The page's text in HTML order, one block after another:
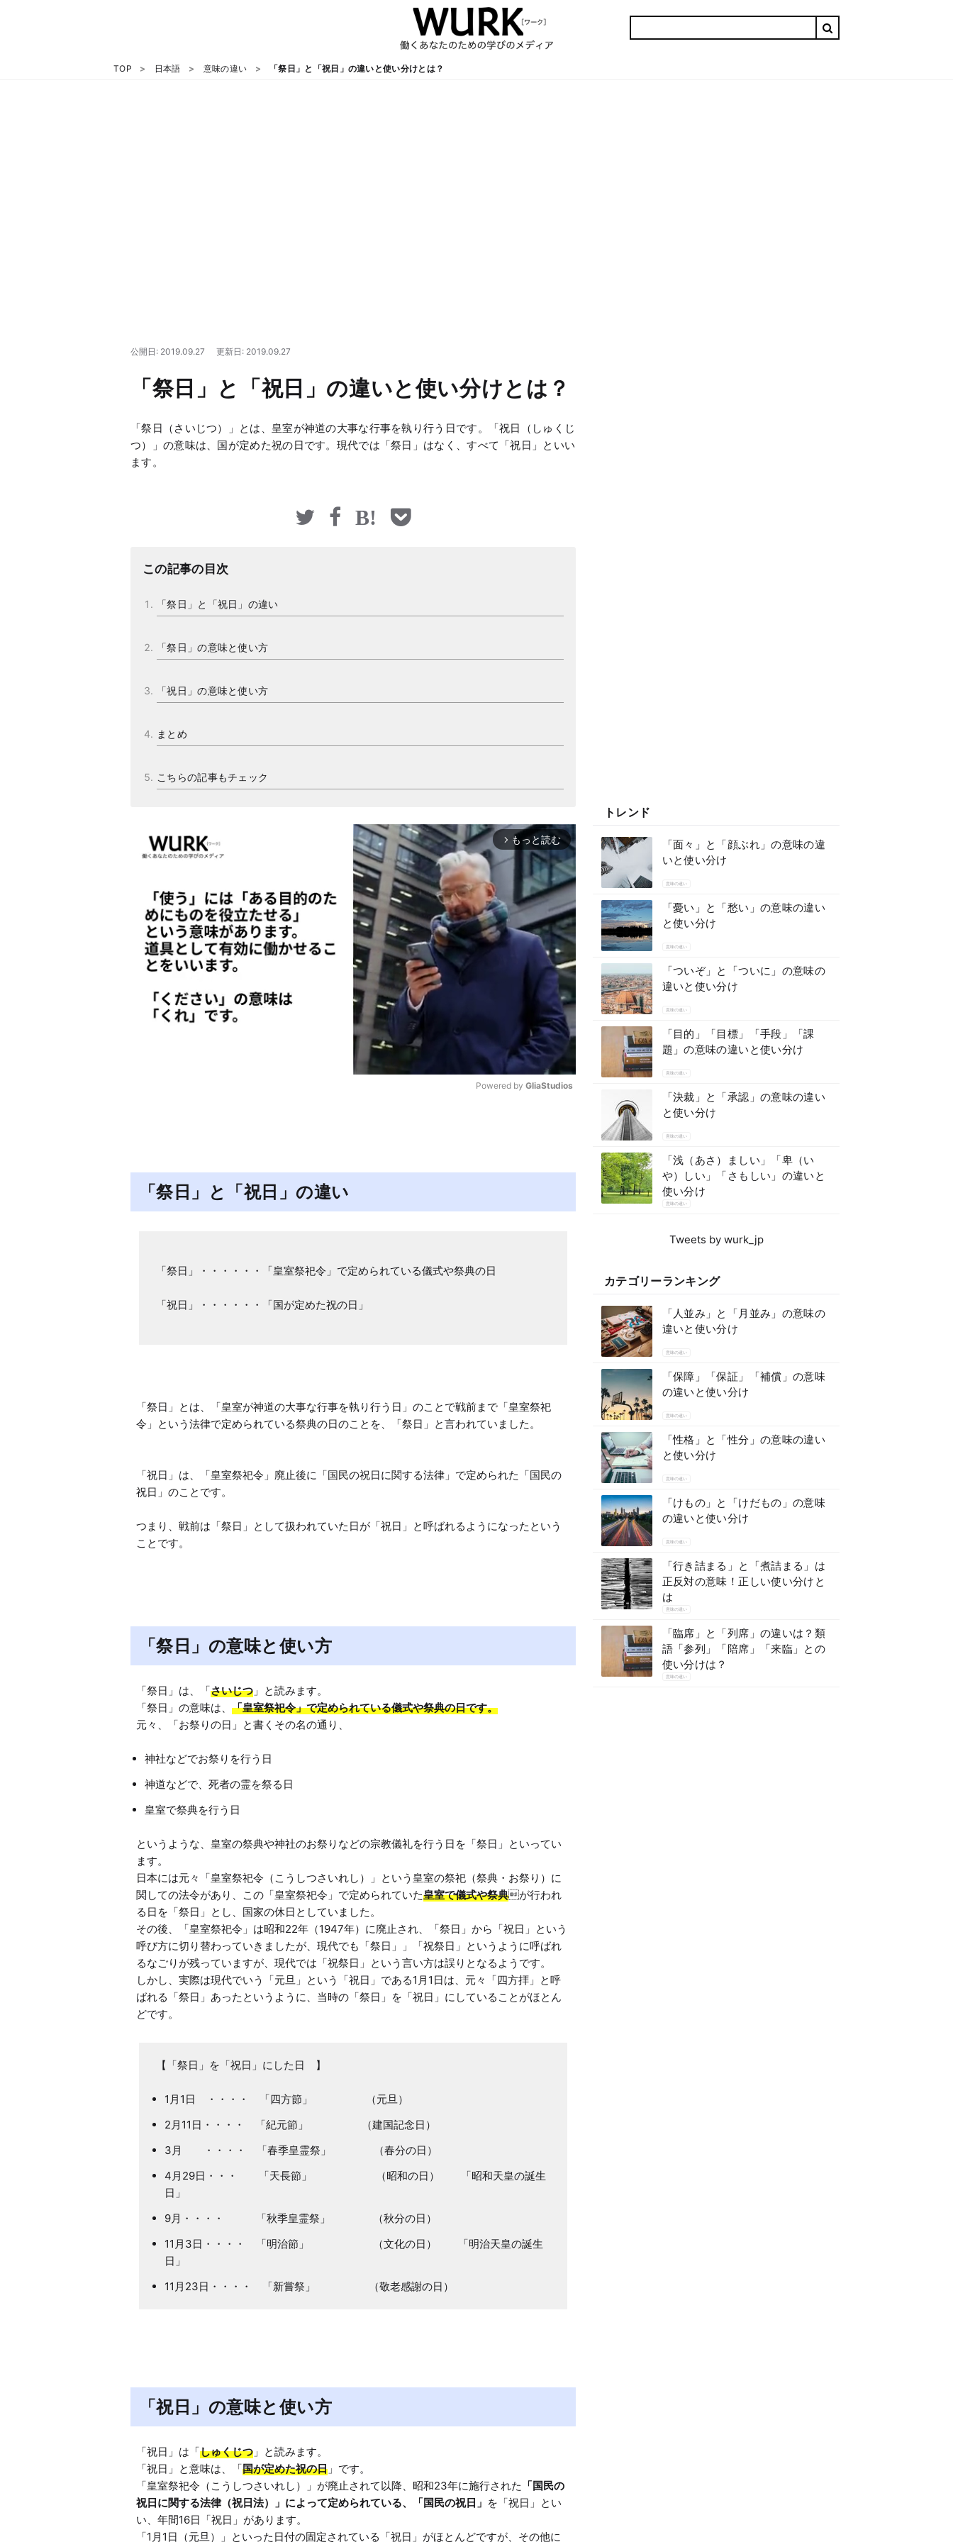
TOP 日本語 意味の違い 「祭日」と「祝日」の違いと使い分けとは？
公開日: 2019.09.27 更新日: 2019.09.27
「祭日」と「祝日」の違いと使い分けとは？
「祭日（さいじつ）」とは、皇室が神道の大事な行事を執り行う日です。「祝日（しゅくじ
つ）」の意味は、国が定めた祝の日です。現代では「祭日」はなく、すべて「祝日」といい
ます。
この記事の目次
「祭日」と「祝日」の違い
「祭日」の意味と使い方
「祝日」の意味と使い方
まとめ
こちらの記事もチェック
arrow_forward_ios もっと読む
Powered by GliaStudios
「祭日」と「祝日」の違い
「祭日」・・・・・・「皇室祭祀令」で定められている儀式や祭典の日
「祝日」・・・・・・「国が定めた祝の日」
「祭日」とは、「皇室が神道の大事な行事を執り行う日」のことで戦前まで「皇室祭祀
令」という法律で定められている祭典の日のことを、「祭日」と言われていました。
「祝日」は、「皇室祭祀令」廃止後に「国民の祝日に関する法律」で定められた「国民の
祝日」のことです。
つまり、戦前は「祭日」として扱われていた日が「祝日」と呼ばれるようになったという
ことです。
「祭日」の意味と使い方
「祭日」は、「さいじつ 」と読みます。
「祭日」の意味は、 「皇室祭祀令」で定められている儀式や祭典の日です。
神社などでお祭りを行う日
神道などで、死者の霊を祭る日
皇室で祭典を行う日
というような、皇室の祭典や神社のお祭りなどの宗教儀礼を行う日を「祭日」といってい
ます。
日本には元々「皇室祭祀令（こうしつさいれし）」という皇室の祭祀（祭典・お祭り）に
関しての法令があり、この「皇室祭祀令」で定められていた皇室で儀式や祭典が行われ
る日を「祭日」とし、国家の休日としていました。
その後、「皇室祭祀令」は昭和22年（1947年）に廃止され、「祭日」から「祝日」という
呼び方に切り替わっていきましたが、現代でも「祭日」」「祝祭日」というように呼ばれ
るなごりが残っていますが、現代では「祝祭日」という言い方は誤りとなるようです。
しかし、実際は現代でいう「元旦」という「祝日」である1月1日は、元々「四方拝」と呼
ばれる「祭日」あったというように、当時の「祭日」を「祝日」にしていることがほとん
1月1日 ・・・・ 「四方節」 （元旦）
2月11日・・・・ 「紀元節」 （建国記念日）
3月 ・・・・ 「春季皇霊祭」 （春分の日）
4月29日・・・ 「天長節」 （昭和の日） 「昭和天皇の誕生
日」
9月・・・・ 「秋季皇霊祭」 （秋分の日）
11月3日・・・・ 「明治節」 （文化の日） 「明治天皇の誕生
日」
11月23日・・・・ 「新嘗祭」 （敬老感謝の日）
「祝日」の意味と使い方
「祝日」は「しゅくじつ 」と読みます。
「祝日」と意味は、「国が定めた祝の日 」です。
「皇室祭祀令（こうしつさいれし）」が廃止されて以降、昭和23年に施行された 「国民の
祝日に関する法律（祝日法）」によって定められている、「国民の祝日」 を「祝日」とい
い、年間16日「祝日」があります。
「1月1日（元旦）」といった日付の固定されている「祝日」がほとんどですが、その他に
トレンド
「面々」と「顔ぶれ」の意味の違
いと使い分け
意味の違い
「憂い」と「愁い」の意味の違い
と使い分け
意味の違い
「ついぞ」と「ついに」の意味の
違いと使い分け
意味の違い
「目的」「目標」「手段」「課
題」の意味の違いと使い分け
意味の違い
「決裁」と「承認」の意味の違い
と使い分け
意味の違い
「浅（あさ）ましい」「卑（い
や）しい」「さもしい」の違いと
使い分け
意味の違い
Tweets by wurk_jp
カテゴリーランキング
「人並み」と「月並み」の意味の
違いと使い分け
意味の違い
「保障」「保証」「補償」の意味
の違いと使い分け
意味の違い
「性格」と「性分」の意味の違い
と使い分け
意味の違い
「けもの」と「けだもの」の意味
の違いと使い分け
意味の違い
「行き詰まる」と「煮詰まる」は
正反対の意味！正しい使い分けと
は
意味の違い
「臨席」と「列席」の違いは？類
語「参列」「陪席」「来臨」との
使い分けは？
意味の違い